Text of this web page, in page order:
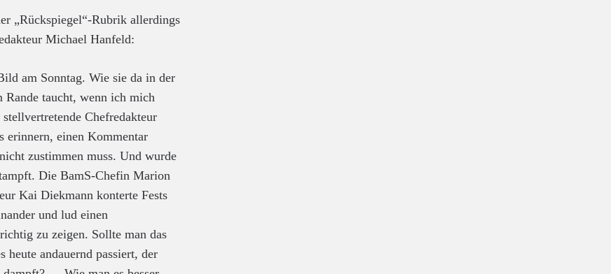
„Rückspiegel“-Rubrik allerdings
Michael Hanfeld:
am Sonntag. Wie sie da in der
taucht, wenn ich mich
Chefredakteur
erinnern, einen Kommentar
zustimmen muss. Und wurde
Die BamS-Chefin Marion
Kai Diekmann konterte Fests
und lud einen
zu zeigen. Sollte man das
andauernd passiert, der